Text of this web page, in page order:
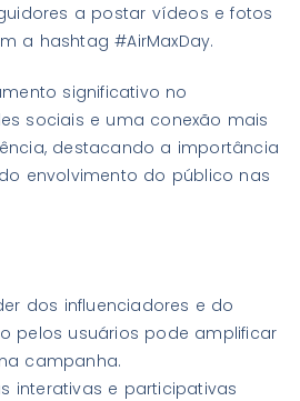
a postar vídeos e fotos
a hashtag #AirMaxDay.
significativo no
sociais e uma conexão mais
destacando a importância
envolvimento do público nas
dos influenciadores e do
pelos usuários pode amplificar
campanha.
interativas e participativas